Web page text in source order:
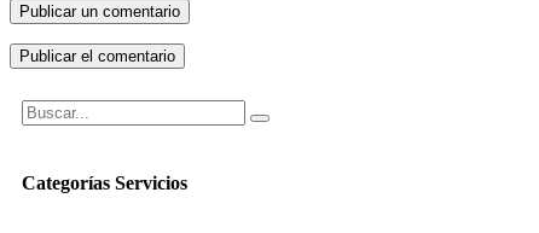
Publicar un comentario
Categorías Servicios